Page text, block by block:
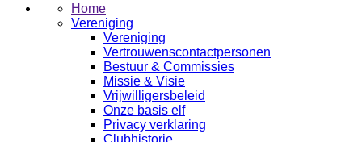
Home
Vereniging
Vereniging
Vertrouwenscontactpersonen
Bestuur & Commissies
Missie & Visie
Vrijwilligersbeleid
Onze basis elf
Privacy verklaring
Clubhistorie